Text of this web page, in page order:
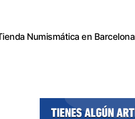
Numismática en Barcelona